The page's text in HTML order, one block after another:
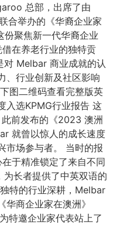
总部，出席了由
合举办的《华裔企业家
聚焦新一代华裔企业
在养老行业的独特贡
对 Melbar 商业成就的认
、行业创新及社区影响
图二维码查看完整版英
入选KPMG行业报告 这
前发布的《2023 澳洲
就曾以惊人的成长速度
市场参与者。 当时的报
于精准锁定了来自不同
长者提供了中英双语的
特的行业深耕，Melbar
商企业家在澳洲》
特邀企业家代表站上了